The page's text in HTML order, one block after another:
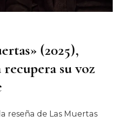
Y
(2025),
su voz
reseña de Las Muertas